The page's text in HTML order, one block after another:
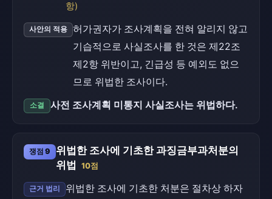
항)
사안의 적용
허가권자가 조사계획을 전혀 알리지 않고
기습적으로 사실조사를 한 것은 제22조
제2항 위반이고, 긴급성 등 예외도 없으
므로 위법한 조사이다.
소결 사전 조사계획 미통지 사실조사는 위법하다.
쟁점 9
위법한 조사에 기초한 과징금부과처분의
위법
10점
근거 법리
위법한 조사에 기초한 처분은 절차상 하자